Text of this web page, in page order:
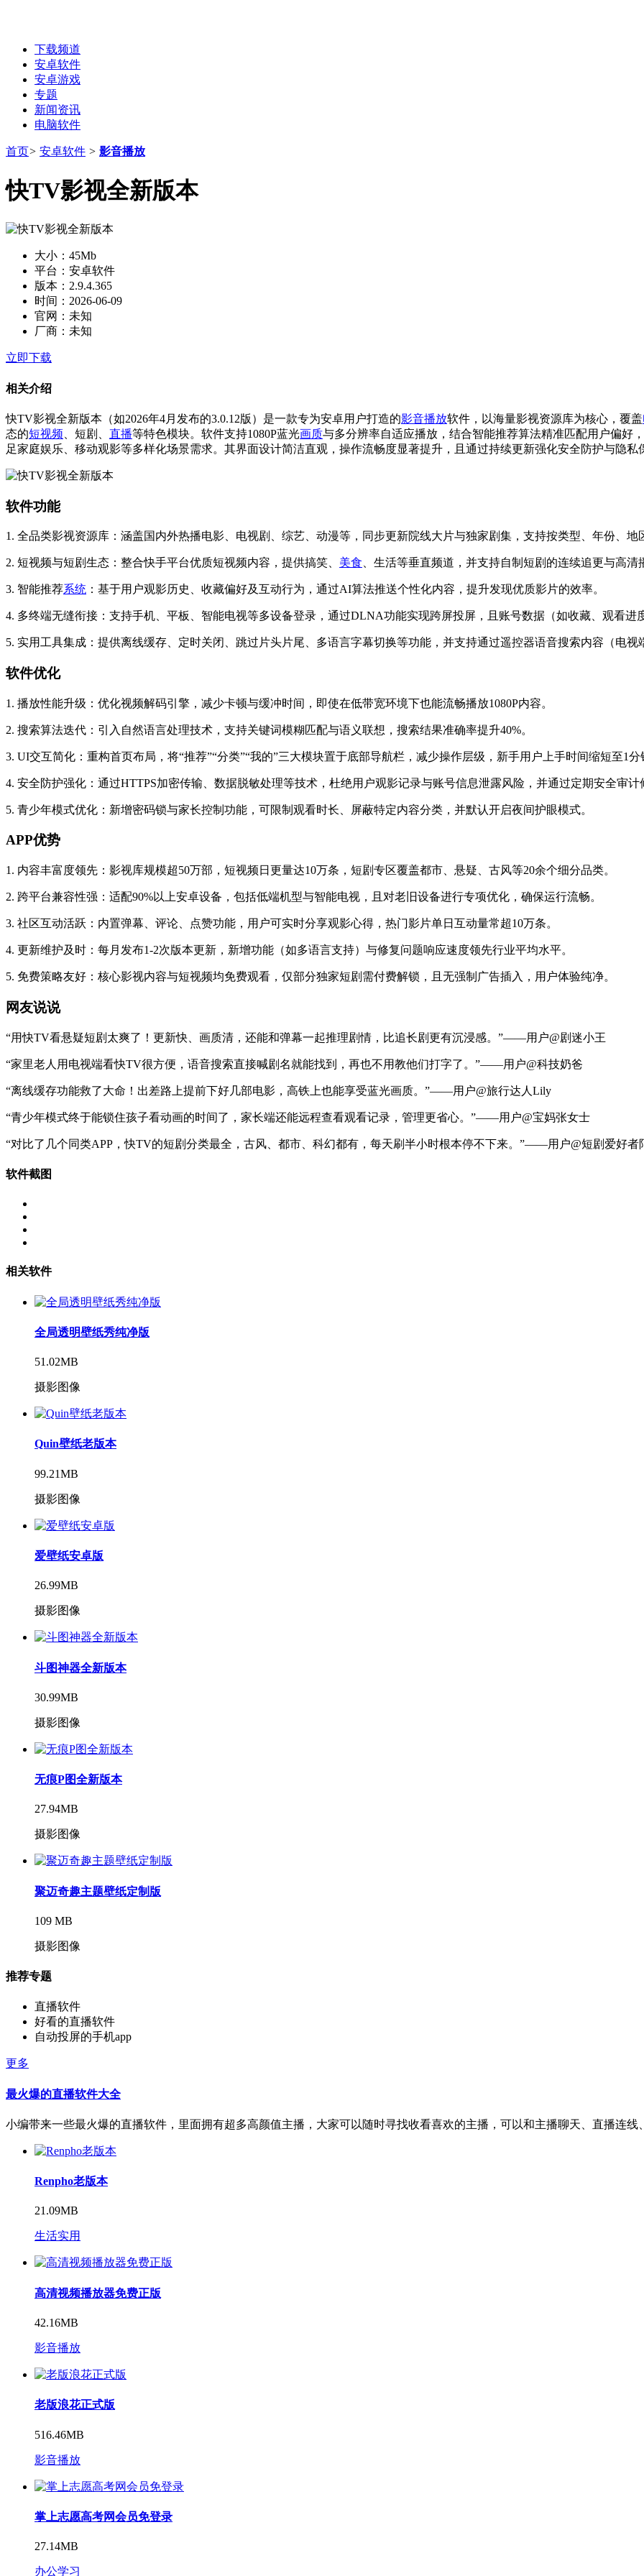
下载频道
安卓软件
安卓游戏
专题
新闻资讯
电脑软件
首页> 安卓软件 > 影音播放
快TV影视全新版本
大小： 45Mb
平台： 安卓软件
版本： 2.9.4.365
时间： 2026-06-09
官网： 未知
厂商： 未知
立即下载
相关介绍
快TV影视全新版本（如2026年4月发布的3.0.12版）是一款专为安卓用户打造的影音播放软件，以海量影视资源库为核心，覆盖
态的短视频 、短剧、 直播等特色模块。软件支持1080P蓝光画质与多分辨率自适应播放，结合智能推荐算法精准匹配用户偏好
足家庭娱乐、移动观影等多样化场景需求。其界面设计简洁直观，操作流畅度显著提升，且通过持续更新强化安全防护与隐私
软件功能
1. 全品类影视资源库：涵盖国内外热播电影、电视剧、综艺、动漫等，同步更新院线大片与独家剧集，支持按类型、年份、地
2. 短视频与短剧生态：整合快手平台优质短视频内容，提供搞笑、 美食 、生活等垂直频道，并支持自制短剧的连续追更与高清
3. 智能推荐系统 ：基于用户观影历史、收藏偏好及互动行为，通过AI算法推送个性化内容，提升发现优质影片的效率。
4. 多终端无缝衔接：支持手机、平板、智能电视等多设备登录，通过DLNA功能实现跨屏投屏，且账号数据（如收藏、观看进
5. 实用工具集成：提供离线缓存、定时关闭、跳过片头片尾、多语言字幕切换等功能，并支持通过遥控器语音搜索内容（电视
软件优化
1. 播放性能升级：优化视频解码引擎，减少卡顿与缓冲时间，即使在低带宽环境下也能流畅播放1080P内容。
2. 搜索算法迭代：引入自然语言处理技术，支持关键词模糊匹配与语义联想，搜索结果准确率提升40%。
3. UI交互简化：重构首页布局，将“推荐”“分类”“我的”三大模块置于底部导航栏，减少操作层级，新手用户上手时间缩短至1分
4. 安全防护强化：通过HTTPS加密传输、数据脱敏处理等技术，杜绝用户观影记录与账号信息泄露风险，并通过定期安全审计
5. 青少年模式优化：新增密码锁与家长控制功能，可限制观看时长、屏蔽特定内容分类，并默认开启夜间护眼模式。
APP优势
1. 内容丰富度领先：影视库规模超50万部，短视频日更量达10万条，短剧专区覆盖都市、悬疑、古风等20余个细分品类。
2. 跨平台兼容性强：适配90%以上安卓设备，包括低端机型与智能电视，且对老旧设备进行专项优化，确保运行流畅。
3. 社区互动活跃：内置弹幕、评论、点赞功能，用户可实时分享观影心得，热门影片单日互动量常超10万条。
4. 更新维护及时：每月发布1-2次版本更新，新增功能（如多语言支持）与修复问题响应速度领先行业平均水平。
5. 免费策略友好：核心影视内容与短视频均免费观看，仅部分独家短剧需付费解锁，且无强制广告插入，用户体验纯净。
网友说说
“用快TV看悬疑短剧太爽了！更新快、画质清，还能和弹幕一起推理剧情，比追长剧更有沉浸感。”——用户@剧迷小王
“家里老人用电视端看快TV很方便，语音搜索直接喊剧名就能找到，再也不用教他们打字了。”——用户@科技奶爸
“离线缓存功能救了大命！出差路上提前下好几部电影，高铁上也能享受蓝光画质。”——用户@旅行达人Lily
“青少年模式终于能锁住孩子看动画的时间了，家长端还能远程查看观看记录，管理更省心。”——用户@宝妈张女士
“对比了几个同类APP，快TV的短剧分类最全，古风、都市、科幻都有，每天刷半小时根本停不下来。”——用户@短剧爱好者
软件截图
相关软件
全局透明壁纸秀纯净版
51.02MB
摄影图像
Quin壁纸老版本
99.21MB
摄影图像
爱壁纸安卓版
26.99MB
摄影图像
斗图神器全新版本
30.99MB
摄影图像
无痕P图全新版本
27.94MB
摄影图像
聚迈奇趣主题壁纸定制版
109 MB
摄影图像
推荐专题
直播软件
好看的直播软件
自动投屏的手机app
更多
最火爆的直播软件大全
小编带来一些最火爆的直播软件，里面拥有超多高颜值主播，大家可以随时寻找收看喜欢的主播，可以和主播聊天、直播连
Renpho老版本
21.09MB
生活实用
高清视频播放器免费正版
42.16MB
影音播放
老版浪花正式版
516.46MB
影音播放
掌上志愿高考网会员免登录
27.14MB
办公学习